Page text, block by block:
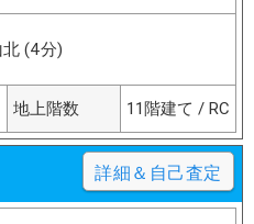
(4分)
地上階数 11階建て / RC
詳細＆自己査定